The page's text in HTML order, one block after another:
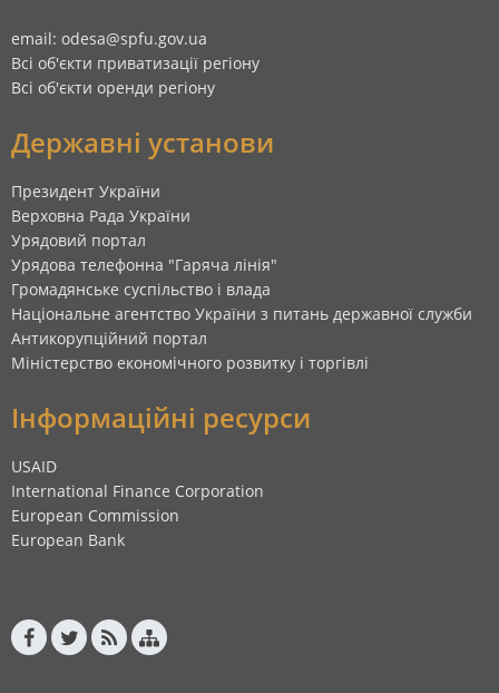
email: odesa@spfu.gov.ua
Всі об'єкти приватизації регіону
Всі об'єкти оренди регіону
Державні установи
Президент України
Верховна Рада України
Урядовий портал
Урядова телефонна "Гаряча лінія"
Громадянське суспільство і влада
Національне агентство України з питань державної служби
Антикорупційний портал
Міністерство економічного розвитку і торгівлі
Інформаційні ресурси
USAID
International Finance Corporation
European Commission
European Bank